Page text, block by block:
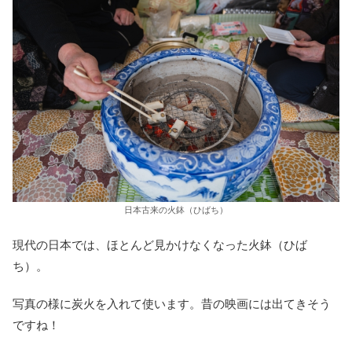
日本古来の火鉢（ひばち）
現代の日本では、ほとんど見かけなくなった火鉢（ひば
ち）。
写真の様に炭火を入れて使います。昔の映画には出てきそう
ですね！